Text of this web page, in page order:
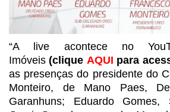
“A live acontece no
Imóveis(clique AQUI para
as presenças do presidente do
Monteiro, de Mano Paes,
Garanhuns; Eduardo Gomes,